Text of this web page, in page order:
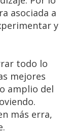
asociada a
y
todo lo
mejores
amplio del
más erra,